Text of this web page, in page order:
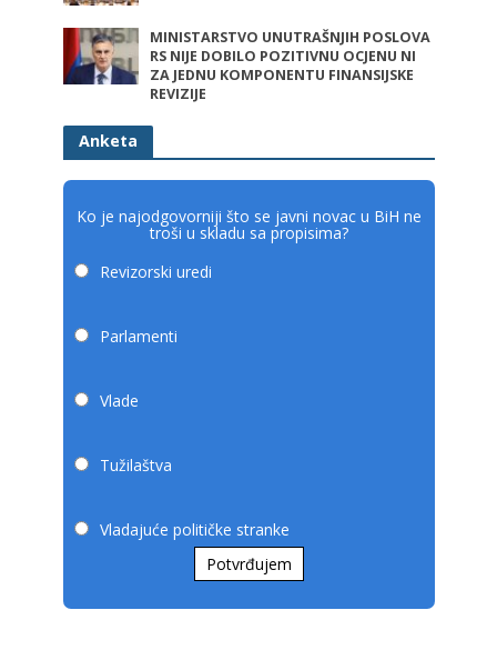
MINISTARSTVO UNUTRAŠNJIH POSLOVA
RS NIJE DOBILO POZITIVNU OCJENU NI
ZA JEDNU KOMPONENTU FINANSIJSKE
REVIZIJE
Anketa
Ko je najodgovorniji što se javni novac u BiH ne
troši u skladu sa propisima?
Revizorski uredi
Parlamenti
Vlade
Tužilaštva
Vladajuće političke stranke
Potvrđujem